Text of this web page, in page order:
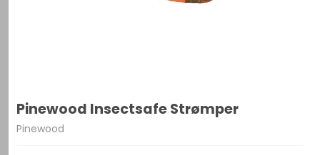
Pinewood Insectsafe Strømper
Pinewood